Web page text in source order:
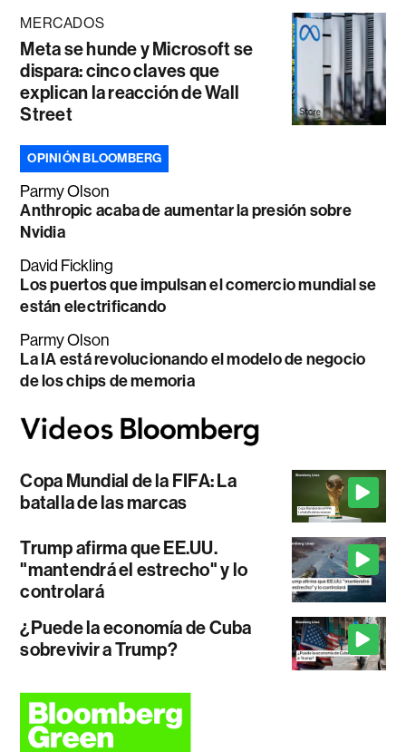
MERCADOS
Meta se hunde y Microsoft se
dispara: cinco claves que
explican la reacción de Wall
Street
OPINIÓN BLOOMBERG
Parmy Olson
Anthropic acaba de aumentar la presión sobre
Nvidia
David Fickling
Los puertos que impulsan el comercio mundial se
están electrificando
Parmy Olson
La IA está revolucionando el modelo de negocio
de los chips de memoria
Copa Mundial de la FIFA: La
batalla de las marcas
Trump afirma que EE.UU.
"mantendrá el estrecho" y lo
controlará
¿Puede la economía de Cuba
sobrevivir a Trump?